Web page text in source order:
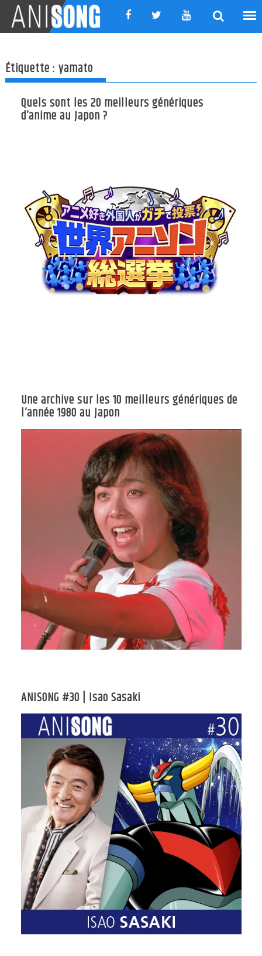
content
Étiquette :yamato
Quels sont les 20 meilleurs génériques
d’anime au Japon ?
Une archive sur les 10 meilleurs génériques de
l’année 1980 au Japon
ANISONG #30 | Isao Sasaki